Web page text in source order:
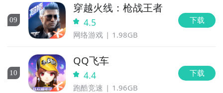
09
穿越火线：枪战王者
4.5
网络游戏 1.98GB
下载
10
QQ飞车
4.4
跑酷竞速 1.96GB
下载